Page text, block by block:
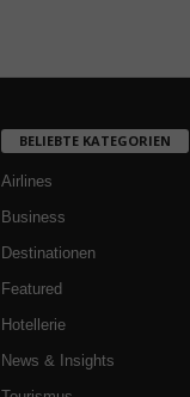
BELIEBTE KATEGORIEN
Airlines
Business
Destinationen
Featured
Hotellerie
News & Insights